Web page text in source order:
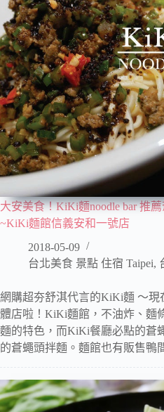
大安美食！KiKi麵noodle bar 推
~KiKi麵館信義安和一號店
2018-05-09
台北美食 景點 住宿 Taipei,
網購超夯舒淇代言的KiKi麵 ～現
體店啦！KiKi麵館，不油炸、麵
麵的特色，而KiKi餐廳必點的蒼
的蒼蠅頭拌麵。麵館也有販售鴨